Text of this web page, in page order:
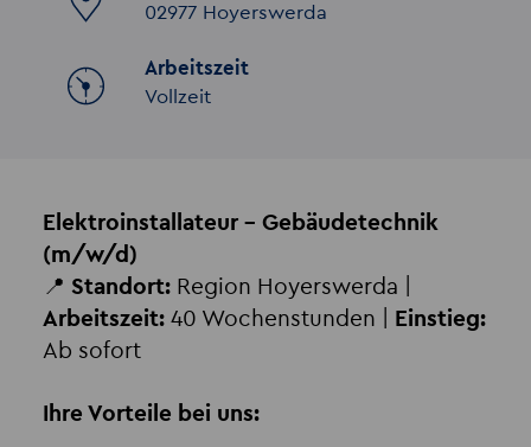
02977 Hoyerswerda
Arbeitszeit
Vollzeit
Elektroinstallateur – Gebäudetechnik
(m/w/d)
📍 Standort:Region Hoyerswerda |
Arbeitszeit:40 Wochenstunden |
Einstieg:
Ab sofort
Ihre Vorteile bei uns: